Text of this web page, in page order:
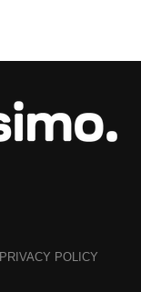
PRIVACY POLICY